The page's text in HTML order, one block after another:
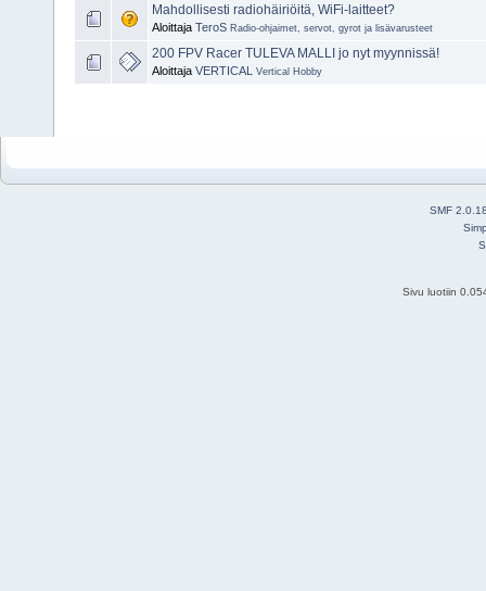
Mahdollisesti radiohäiriöitä, WiFi-laitteet?
Aloittaja TeroS Radio-ohjaimet, servot, gyrot ja lisävarusteet
200 FPV Racer TULEVA MALLI jo nyt myynnissä!
Aloittaja VERTICAL Vertical Hobby
SMF
Sivu luotiin